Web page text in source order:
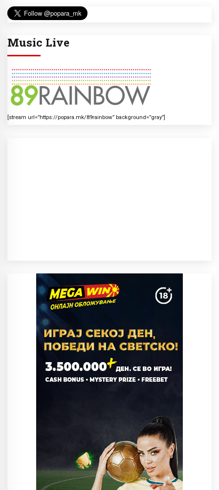
Music Live
[stream url=”https://popara.mk/89rainbow” background=”gray”]